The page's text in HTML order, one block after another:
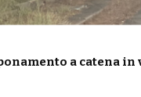
a catena in